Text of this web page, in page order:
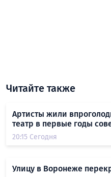
Читайте также
Артисты жили
театр в первые годы
20:15 Сегодня
Улицу в Воронеже